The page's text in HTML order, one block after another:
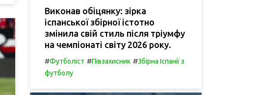
Виконав обіцянку: зірка
іспанської збірної істотно
змінила свій стиль після тріумфу
на чемпіонаті світу 2026 року.
#Футболіст #Півзахисник #Збірна Іспанії з
футболу